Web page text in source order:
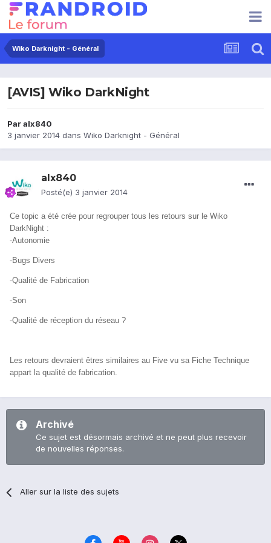
Wiko Darknight - Général
[AVIS] Wiko DarkNight
Paralx840
3 janvier 2014 dans Wiko Darknight - Général
alx840
Posté(e) 3 janvier 2014
Ce topic a été crée pour regrouper tous les retours sur le Wiko
DarkNight :
-Autonomie
-Bugs Divers
-Qualité de Fabrication
-Son
-Qualité de réception du réseau ?
Les retours devraient êtres similaires au Five vu sa Fiche Technique
appart la qualité de fabrication.
Archivé
Ce sujet est désormais archivé et ne peut plus recevoir
de nouvelles réponses.
Aller sur la liste des sujets